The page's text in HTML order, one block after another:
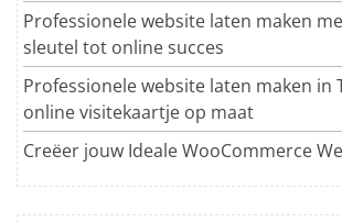
Professionele website laten maken
sleutel tot online succes
Professionele website laten maken in
online visitekaartje op maat
Creëer jouw Ideale WooCommerce